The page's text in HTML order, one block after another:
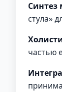
Синтез
стула»
частью